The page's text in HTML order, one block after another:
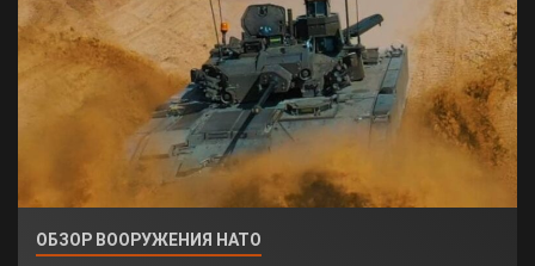
ОБЗОР ВООРУЖЕНИЯ НАТО